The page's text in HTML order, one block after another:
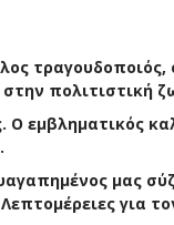
τραγουδοποιός,
πολιτιστική
εμβληματικός
μας
για